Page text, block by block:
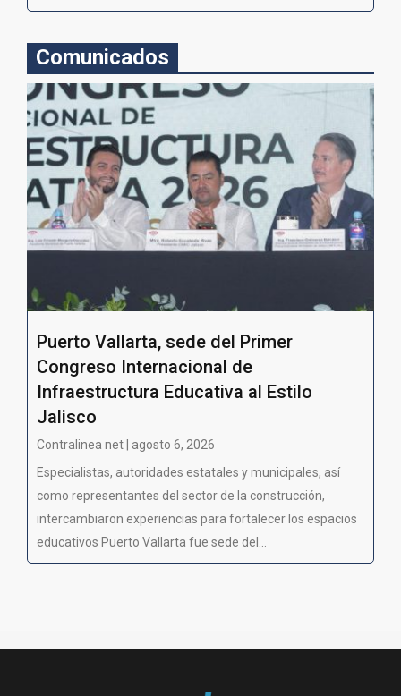
Comunicados
Puerto Vallarta, sede del Primer
Congreso Internacional de
Infraestructura Educativa al Estilo
Jalisco
Contralinea net | agosto 6, 2026
Especialistas, autoridades estatales y municipales, así
como representantes del sector de la construcción,
intercambiaron experiencias para fortalecer los espacios
educativos Puerto Vallarta fue sede del...